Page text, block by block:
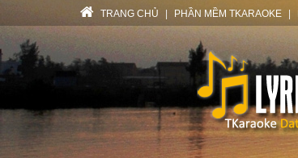
TRANG CHỦ PHẦN MỀM TKARAOKE